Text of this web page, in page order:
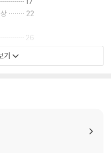
22
26
성(탄력도) ··· 34
정 ···42
60
100
105
기